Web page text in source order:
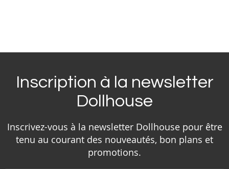
Inscription à la newsletter
Dollhouse
Inscrivez-vous à la newsletter Dollhouse pour être
tenu au courant des nouveautés, bon plans et
promotions.